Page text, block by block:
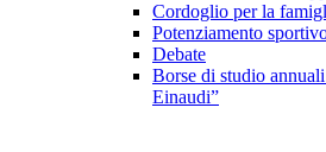
Cordoglio per la
Potenziamento
Debate
Borse di studio
Einaudi”